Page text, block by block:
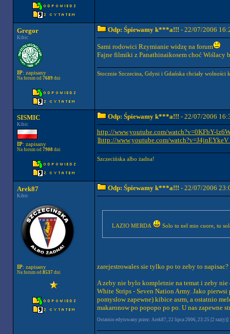
Gregor
Kibic
IP: zapisany
Na forum od 7689dni
Odp: Śpiewamy k***a!!! - 22/07/2006
Sami rodowici Rzymianie widzę na forum
Fajne filmiki z Panathinaikosem choć Wiślacy
Stocznie Szczecina, Gdyni i Gdańska chciały wolności
SISMIC
Kibic
IP: zapisany
Na forum od 7908dni
Odp: Śpiewamy k***a!!! - 22/07/2006
http://www.youtube.com/watch?v=0KFbY-
]http://www.youtube.com/
Szczecińska albo żadna!
Arek87
Kibic
IP: zapisany
Na forum od 8537dni
Odp: Śpiewamy k***a!!! - 22/07/2006
LAZIO MERDA Solo tu nel mio cuore, tu
zarejestrowales sie tylko po to zeby to
A zeby nie bylo kompletnie na temat i zeby
White Strips - Seven Nation Army. Jako
pomyslow zapewne) kibice asrm, a ostatnio
makaronow po popopo po po. U nas zapewne
Ostatnio edytowany przez: Arek87, 22 lipca 2006, 23:25 [2 raz(y)]